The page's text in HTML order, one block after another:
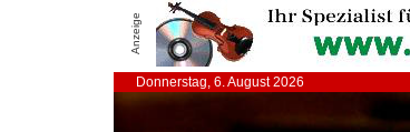
Anzeige
Donnerstag, 6. August 2026